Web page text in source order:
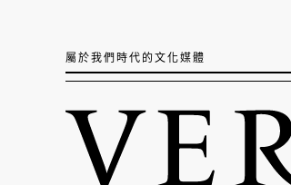
屬於我們時代的文化媒體